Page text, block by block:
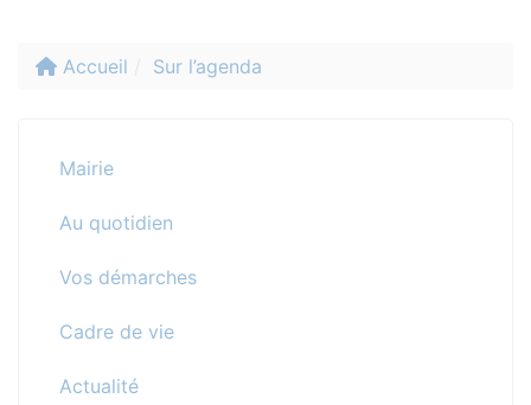
Accueil Sur l’agenda
Mairie
Au quotidien
Vos démarches
Cadre de vie
Actualité